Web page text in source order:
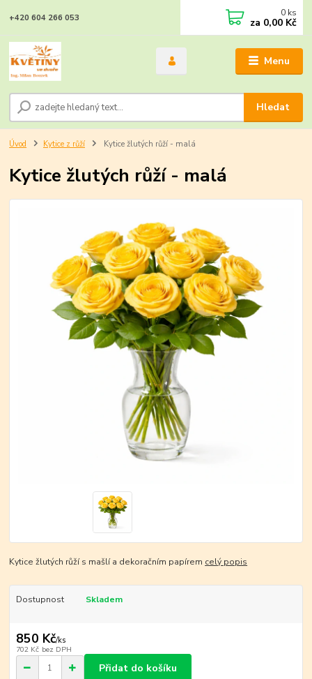
Menu
Hledat
+420 604 266 053 0 ks
za 0,00 Kč
Úvod Kytice z růží Kytice žlutých růží - malá
Kytice žlutých růží - malá
Kytice žlutých růží s mašlí a dekoračním papírem celý popis
Dostupnost Skladem
850 Kč/ks
702 Kč bez DPH
Přidat do košíku